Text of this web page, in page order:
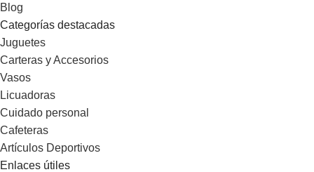
Blog
Categorías destacadas
Juguetes
Carteras y Accesorios
Vasos
Licuadoras
Cuidado personal
Cafeteras
Artículos Deportivos
Enlaces útiles